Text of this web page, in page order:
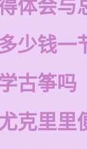
体会与
少钱一
古筝吗
克里里